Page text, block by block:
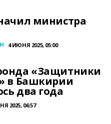
министра
4 ИЮНЯ 2025, 05:00
«Защитники
в Башкирии
два года
2025, 06:57